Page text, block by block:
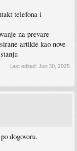
telefona i
na prevare
artikle kao nove
Last edited: Jun 30, 2025
dogovoru.